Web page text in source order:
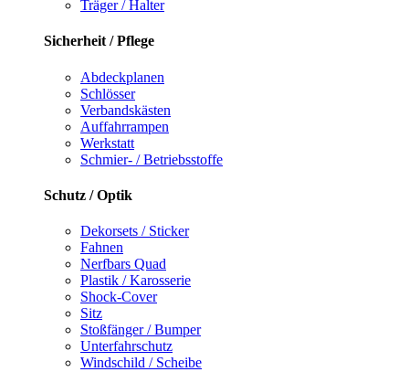
Träger / Halter
Sicherheit / Pflege
Abdeckplanen
Schlösser
Verbandskästen
Auffahrrampen
Werkstatt
Schmier- / Betriebsstoffe
Schutz / Optik
Dekorsets / Sticker
Fahnen
Nerfbars Quad
Plastik / Karosserie
Shock-Cover
Sitz
Stoßfänger / Bumper
Unterfahrschutz
Windschild / Scheibe